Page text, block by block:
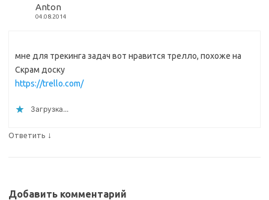
Anton
04.08.2014
мне для трекинга задач вот нравится трелло, похоже на
Скрам доску
https://trello.com/
Загрузка...
Ответить ↓
Добавить комментарий